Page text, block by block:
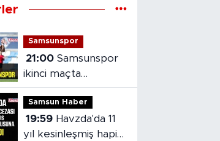
Samsunspor
21:00 Samsunspor
ikinci maçta
Kasımpaşa’ya 3-0
mağlup oldu
Samsun Haber
19:59
yıl kesinleşmiş hapis